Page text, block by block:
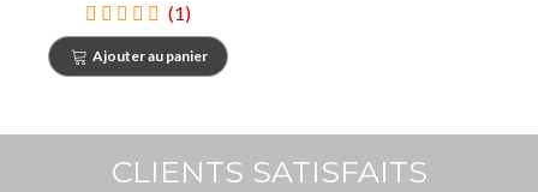
(1)
Ajouter au panier
CLIENTS SATISFAITS